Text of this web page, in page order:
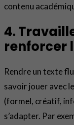
contenu
4.
renforcer
Rendre un texte
savoir jouer avec
(formel, créatif,
s’adapter. Par